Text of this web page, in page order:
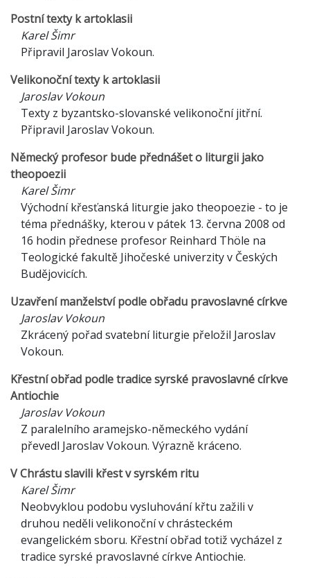
Postní texty k artoklasii
Karel Šimr
Připravil Jaroslav Vokoun.
Velikonoční texty k artoklasii
Jaroslav Vokoun
Texty z byzantsko-slovanské velikonoční jitřní.
Připravil Jaroslav Vokoun.
Německý profesor bude přednášet o liturgii jako
theopoezii
Karel Šimr
Východní křesťanská liturgie jako theopoezie - to je
téma přednášky, kterou v pátek 13. června 2008 od
16 hodin přednese profesor Reinhard Thöle na
Teologické fakultě Jihočeské univerzity v Českých
Budějovicích.
Uzavření manželství podle obřadu pravoslavné církve
Jaroslav Vokoun
Zkrácený pořad svatební liturgie přeložil Jaroslav
Vokoun.
Křestní obřad podle tradice syrské pravoslavné církve
Antiochie
Jaroslav Vokoun
Z paralelního aramejsko-německého vydání
převedl Jaroslav Vokoun. Výrazně kráceno.
V Chrástu slavili křest v syrském ritu
Karel Šimr
Neobvyklou podobu vysluhování křtu zažili v
druhou neděli velikonoční v chrásteckém
evangelickém sboru. Křestní obřad totiž vycházel z
tradice syrské pravoslavné církve Antiochie.